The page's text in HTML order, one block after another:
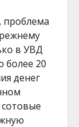
проблема
в УВД
более 20
денег
сотовые